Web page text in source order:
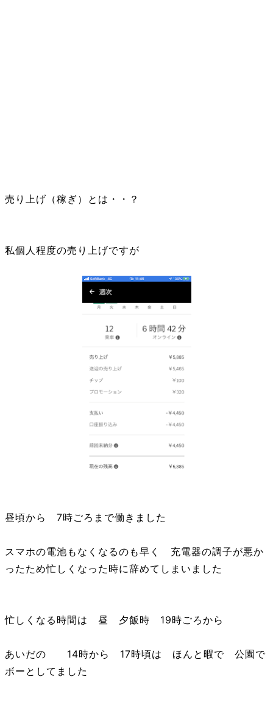
売り上げ（稼ぎ）とは・・？
私個人程度の売り上げですが
昼頃から 7時ごろまで働きました
スマホの電池もなくなるのも早く 充電器の調子が悪か
ったため忙しくなった時に辞めてしまいました
忙しくなる時間は 昼 夕飯時 19時ごろから
あいだの 14時から 17時頃は ほんと暇で 公園で
ボーとしてました